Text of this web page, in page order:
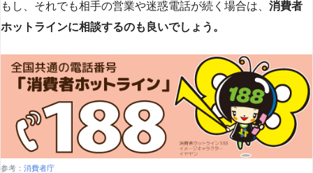
もし、それでも相手の営業や迷惑電話が続く場合は、 消費者
ホットラインに相談するのも良いでしょう。
参考： 消費者庁